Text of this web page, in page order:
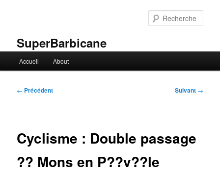
SuperBarbicane
principal
Accueil About
Navigation
← Précédent Suivant →
Cyclisme : Double passage
?? Mons en P??v??le